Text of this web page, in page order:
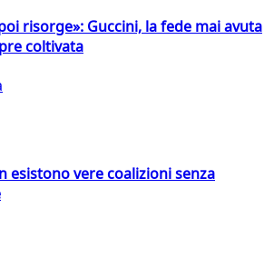
risorge»: Guccini, la fede mai avuta
coltivata
esistono vere coalizioni senza